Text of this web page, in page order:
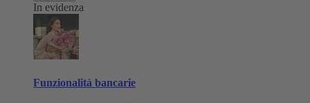
In evidenza
Funzionalità bancarie